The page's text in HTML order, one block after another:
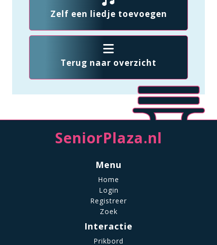
Zelf een liedje toevoegen
Terug naar overzicht
SeniorPlaza.nl
Menu
Home
Login
Registreer
Zoek
Interactie
Prikbord